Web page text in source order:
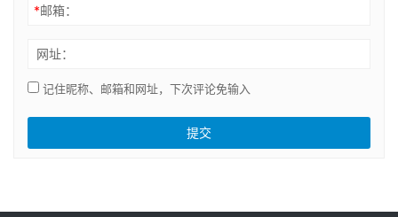
*邮箱：
网址：
记住昵称、邮箱和网址，下次评论免输入